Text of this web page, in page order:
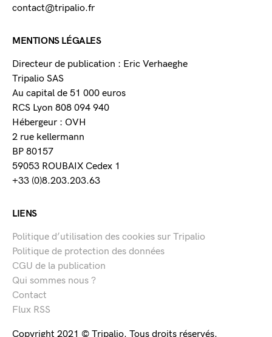
contact@tripalio.fr
MENTIONS LÉGALES
Directeur de publication : Eric Verhaeghe
Tripalio SAS
Au capital de 51 000 euros
RCS Lyon 808 094 940
Hébergeur : OVH
2 rue kellermann
BP 80157
59053 ROUBAIX Cedex 1
+33 (0)8.203.203.63
LIENS
Politique d’utilisation des cookies sur Tripalio
Politique de protection des données
CGU de la publication
Qui sommes nous ?
Contact
Flux RSS
Copyright 2021 © Tripalio. Tous droits réservés.